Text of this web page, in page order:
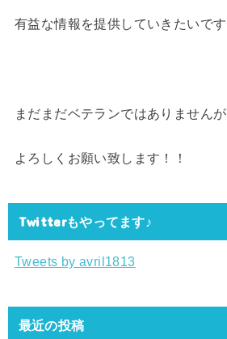
有益な情報を提供していきたいです
まだまだベテランではありませんが
よろしくお願い致します！！
Twitterもやってます♪
Tweets by avril1813
最近の投稿